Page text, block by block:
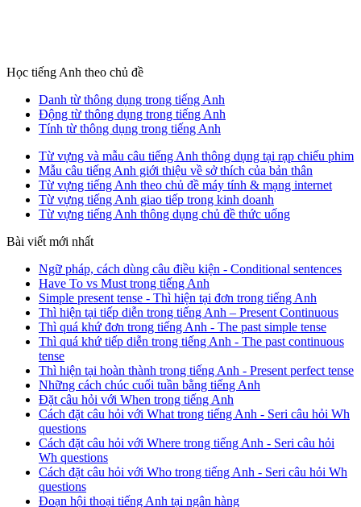
Học tiếng Anh theo chủ đề
Danh từ thông dụng trong tiếng Anh
Động từ thông dụng trong tiếng Anh
Tính từ thông dụng trong tiếng Anh
Từ vựng và mẫu câu tiếng Anh thông dụng tại rạp chiếu phim
Mẫu câu tiếng Anh giới thiệu về sở thích của bản thân
Từ vựng tiếng Anh theo chủ đề máy tính & mạng internet
Từ vựng tiếng Anh giao tiếp trong kinh doanh
Từ vựng tiếng Anh thông dụng chủ đề thức uống
Bài viết mới nhất
Ngữ pháp, cách dùng câu điều kiện - Conditional sentences
Have To vs Must trong tiếng Anh
Simple present tense - Thì hiện tại đơn trong tiếng Anh
Thì hiện tại tiếp diễn trong tiếng Anh – Present Continuous
Thì quá khứ đơn trong tiếng Anh - The past simple tense
Thì quá khứ tiếp diễn trong tiếng Anh - The past continuous
tense
Thì hiện tại hoàn thành trong tiếng Anh - Present perfect tense
Những cách chúc cuối tuần bằng tiếng Anh
Đặt câu hỏi với When trong tiếng Anh
Cách đặt câu hỏi với What trong tiếng Anh - Seri câu hỏi Wh
questions
Cách đặt câu hỏi với Where trong tiếng Anh - Seri câu hỏi
Wh questions
Cách đặt câu hỏi với Who trong tiếng Anh - Seri câu hỏi Wh
questions
Đoạn hội thoại tiếng Anh tại ngân hàng